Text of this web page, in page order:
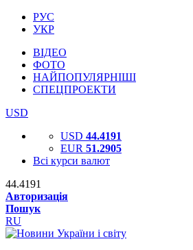
РУС
УКР
ВІДЕО
ФОТО
НАЙПОПУЛЯРНІШІ
СПЕЦПРОЕКТИ
USD
USD 44.4191
EUR 51.2905
Всі курси валют
44.4191
Авторизація
Пошук
RU